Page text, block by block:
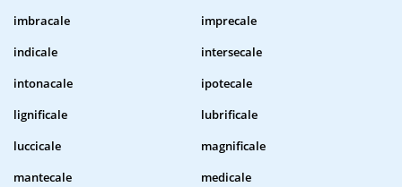
imbracale
imprecale
indicale
intersecale
intonacale
ipotecale
lignificale
lubrificale
luccicale
magnificale
mantecale
medicale